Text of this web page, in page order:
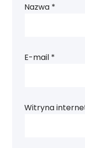
Nazwa *
E-mail *
Witryna